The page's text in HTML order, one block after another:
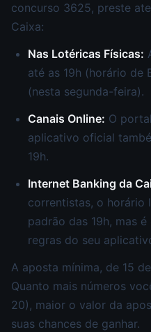
concurso 3625, preste
Caixa:
Nas Lotéricas Físicas:
até as 19h (horário de
(nesta segunda-feira).
Canais Online: O
aplicativo oficial
19h.
Internet Banking da
correntistas, o horário
padrão das 19h, mas
regras do seu
A aposta mínima, de 15
Quanto mais números
20), maior o valor da
suas chances de ganhar.